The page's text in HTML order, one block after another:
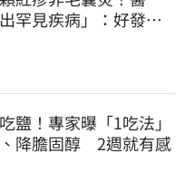
出罕見疾病」：好發這
鹽！專家曝「1吃法」
降膽固醇 2週就有感